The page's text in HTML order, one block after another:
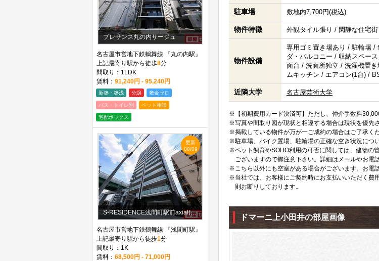
プレサンス丸の内サージュ
名古屋市営地下鉄鶴舞線 『丸の内駅』
上記最寄り駅から徒歩8分
間取り：1LDK
賃料： 91,240円 - 95,240円
新築・築浅 分譲 敷金ゼロ
バス・トイレ別 ペット相談
宅配ボックス
更新
08/09
S-RESIDENCE浅間町駅前axial(アクシャル)
名古屋市営地下鉄鶴舞線 『浅間町駅』
上記最寄り駅から徒歩1分
間取り：1K
賃料： 68,500円 - 71,000円
駐車場 敷地内7,700円(税込)
物件特徴 外観タイル張り / 閑静な住宅
物件設備
専用ゴミ置き場あり / 駐輪場 /
ダ・バルコニー / 収納スペー
面台 / 洗面所独立 / 洗濯機置
ムキッチン / エアコン(1台) /
近隣大学 名古屋芸術大学
※【初期費用カード決済可】ただし、仲介手数料
※写真や間取り図が現状と相違する場合は現状を優先
※掲載している物件が万が一ご成約の場合はご了承くだ
※駐車場、バイク置場、駐輪場の正確な空き状況につ
※ペット飼育やSOHO利用の可否に関しては、建物の
ございますので御注意下さい。詳細はメールやお電
※こちら以外にも空室がある場合がございます。お電
※当社では、お客様にご契約時にお支払いいただく費
則お断りしております。
ドマーニ上小田井の部屋画像